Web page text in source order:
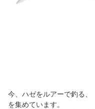
今、ハゼをルアーで釣る
を集めています。